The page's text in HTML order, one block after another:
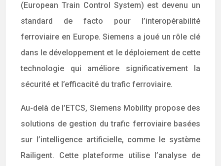
(European Train Control System) est devenu un
standard de facto pour l’interopérabilité
ferroviaire en Europe. Siemens a joué un rôle clé
dans le développement et le déploiement de cette
technologie qui améliore significativement la
sécurité et l’efficacité du trafic ferroviaire.
Au-delà de l’ETCS, Siemens Mobility propose des
solutions de gestion du trafic ferroviaire basées
sur l’intelligence artificielle, comme le système
Railigent. Cette plateforme utilise l’analyse de